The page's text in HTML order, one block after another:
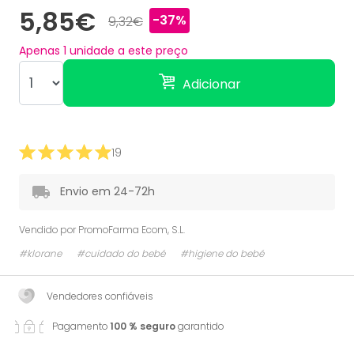
5,85€ 9,32€ -37%
Apenas 1 unidade a este preço
Adicionar
19
Envio em 24-72h
Vendido por PromoFarma Ecom, S.L.
#klorane
#cuidado do bebé #higiene do bebé
Vendedores confiáveis
Pagamento100 % segurogarantido